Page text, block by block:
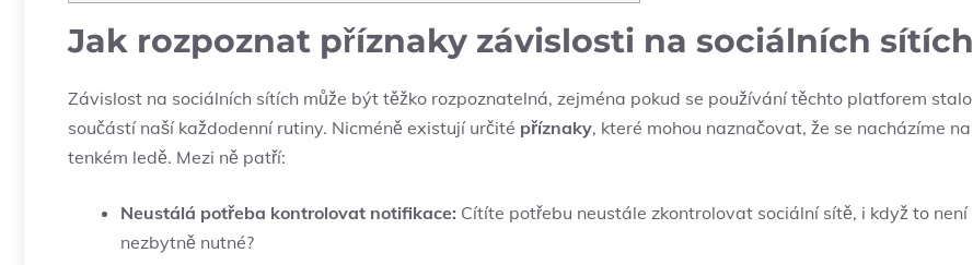
Jak rozpoznat ‍příznaky závislosti na sociálních sítích
Závislost na sociálních sítích může ⁢být⁣ těžko rozpoznatelná, zejména ‍pokud se používání těchto ⁤platforem stalo
součástí⁣ naší každodenní rutiny. Nicméně⁣ existují určité⁢ příznaky, které mohou ​naznačovat, že se nacházíme na
tenkém ‌ledě.⁤ Mezi⁣ ně patří:
Neustálá potřeba kontrolovat notifikace: Cítíte potřebu ⁣neustále ‌zkontrolovat ​sociální sítě, i když to není
nezbytně ​nutné?